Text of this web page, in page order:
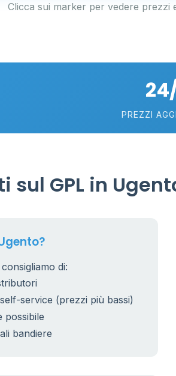
15
Clicca sui marker per vedere prezzi
PREZZI
GPL in
di:
service (prezzi più bassi)
possibile
bandiere